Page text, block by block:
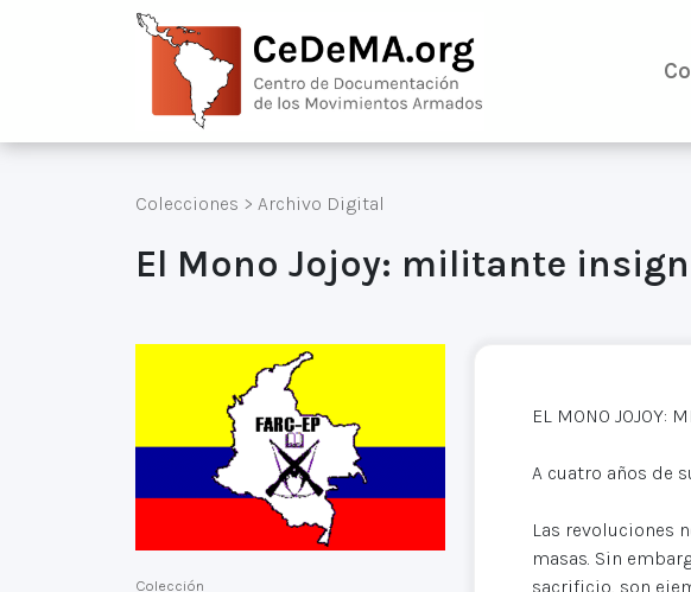
Colecciones > Archivo Digital
El Mono Jojoy: militante
Colección
EL MONO JOJOY:
A cuatro años de
Las revoluciones
masas. Sin
sacrificio, son